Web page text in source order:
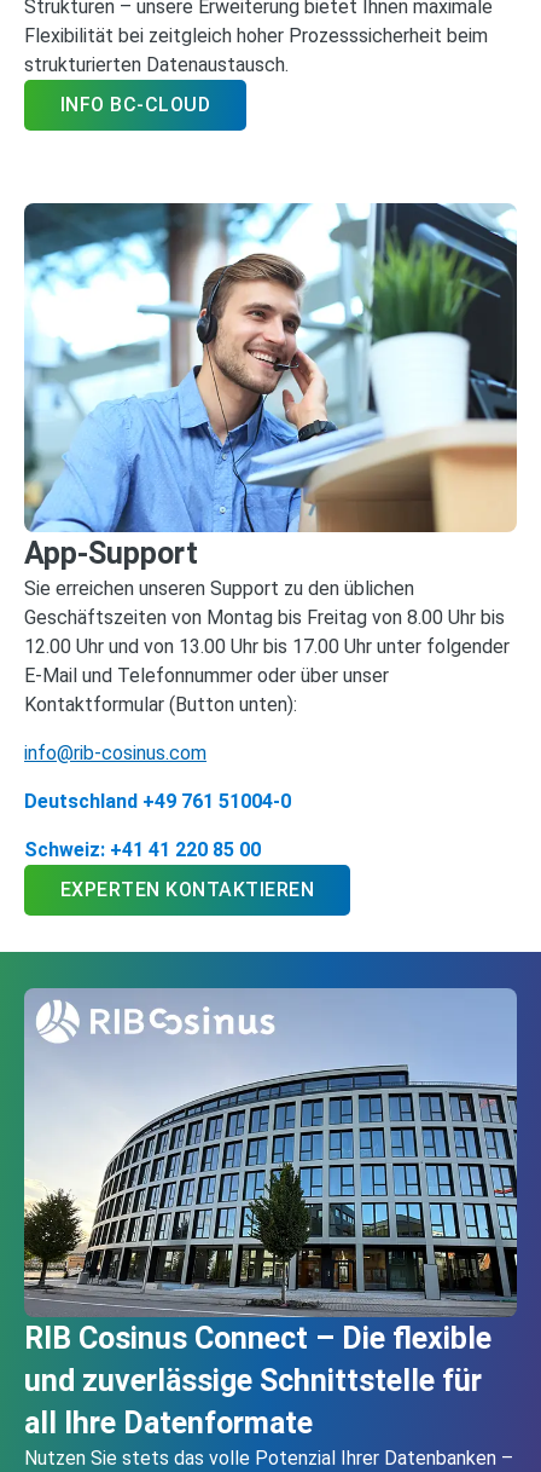
Strukturen – unsere Erweiterung bietet Ihnen maximale
Flexibilität bei zeitgleich hoher Prozesssicherheit beim
strukturierten Datenaustausch.
INFO BC-CLOUD
App-Support
Sie erreichen unseren Support zu den üblichen
Geschäftszeiten von Montag bis Freitag von 8.00 Uhr bis
12.00 Uhr und von 13.00 Uhr bis 17.00 Uhr unter folgender
E-Mail und Telefonnummer oder über unser
Kontaktformular (Button unten):
info@rib-cosinus.com
Deutschland +49 761 51004-0
Schweiz: +41 41 220 85 00
EXPERTEN KONTAKTIEREN
RIB Cosinus Connect – Die flexible
und zuverlässige Schnittstelle für
all Ihre Datenformate
Nutzen Sie stets das volle Potenzial Ihrer Datenbanken –